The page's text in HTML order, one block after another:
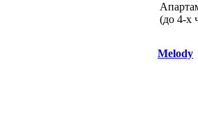
(до 4-х
Melody